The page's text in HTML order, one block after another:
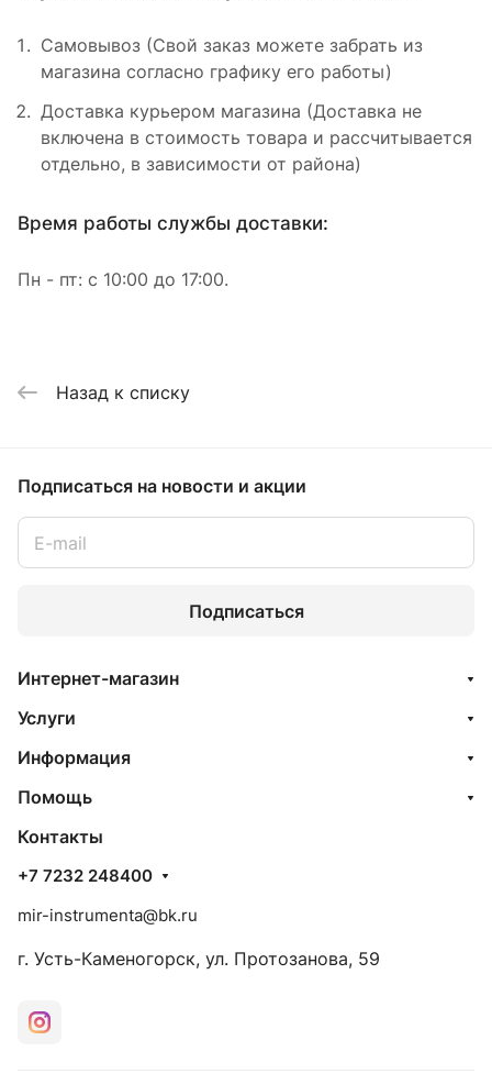
Самовывоз (Свой заказ можете забрать из
магазина согласно графику его работы)
Доставка курьером магазина (Доставка не
включена в стоимость товара и рассчитывается
отдельно, в зависимости от района)
Время работы службы доставки:
Пн - пт: с 10:00 до 17:00.
Назад к списку
Подписаться на новости и акции
Подписаться
Интернет-магазин
Услуги
Информация
Помощь
Контакты
+7 7232 248400
mir-instrumenta@bk.ru
г. Усть-Каменогорск, ул. Протозанова, 59